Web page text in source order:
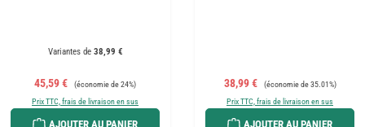
Variantes de38,99 €
Prix de vente :
45,59 € Prix régulier :
(économie de 24%)
Prix TTC, frais de livraison en sus
AJOUTER AU PANIER
Prix de vente :
38,99 € Prix régulier :
(économie de 35.01%)
Prix TTC, frais de livraison en sus
AJOUTER AU PANIER